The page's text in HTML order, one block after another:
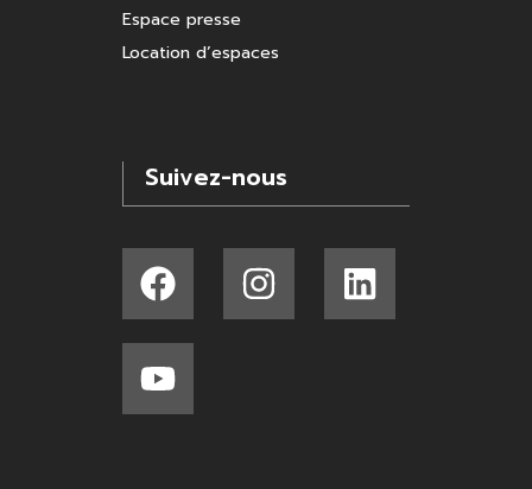
Espace presse
Location d’espaces
Suivez-nous